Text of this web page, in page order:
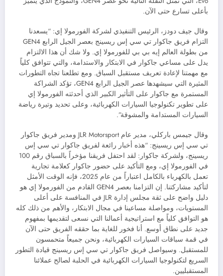
بأعلى تسارع حتى الآن.
وقال جيف دودز، الرئيس التنفيذي لشركة الفورمولا إي: “يسعدنا
التزام فريق جاكوار تي سي إس ريسينج بعصر الجيل الرابع GEN4
من بطولة العالم إيه بي بي للفورمولا إي. ولا شك أن هذا الالتزام
يدل على مساعي جاكوار في الابتكار والاستدامة، والتي تتوافق كلياً
مع مهمتنا لإعادة تعريف مستقبل السباق. ومع تطلعنا تجاه التطورات
المثيرة التي سيشهدها عصر الجيل الرابع GEN4، تؤكد الشراكة
المستمرة مع جاكوار على التأثير الكبير الذي أحدثته الفورمولا إي
على تطوير تكنولوجيا السيارات الكهربائية، وعلى تحديد وتيرة رياضة
السيارات المستدامة والمشوقة”.
وقال جيمس باركلي، مدير عام JLR Motorsport ومدير فريق جاكوار
تي سي إس ريسينج: “هذه أخبار رائعة لفريق جاكوار تي سي إس
ريسينج، ولشركة جاكوار: لقد احتفل فريقنا مؤخراً بالسباق رقم 100
في الفورمولا إي، ومع التأكيد على حضور جاكوار كعلامة تجارية
تعمل بالكهرباء بالكامل اعتباراً من عام 2025، فإنه الوقت الأمثل
لتأكيد مشاركتنا. إن التزامنا بعصر GEN4 القادم من الفورمولا إي هو
دليل واضح على ثقة مجلس إدارة JLR في المنافسة على أعلى
المستويات، ومواصلة مساعينا في مجال الابتكار، والأهم من ذلك كله
هو التوافق كلياً مع استراتيجية أعمالنا التي نسعى لتقديمها بمفهوم
جديد على نطاق أوسع. أنا فخور للغاية بما حققه الفريق حتى الآن
في قمة سباقات السيارات الكهربائية، ونحن جميعاً متحمسون
للمستقبل. وسيواصل فريق جاكوار تي سي إس ريسينج قيادة التطور
السريع لتكنولوجيا السيارات الكهربائية في الحلبة لصالح عملائنا
المستقبليين.